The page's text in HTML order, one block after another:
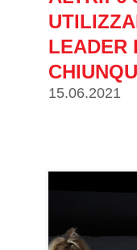
LEADER
15.06.2021